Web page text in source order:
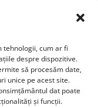
tehnologii, cum ar fi
despre dispozitive.
să procesăm date,
unice pe acest site.
dat poate
și funcții.
oroare de
aduna multă